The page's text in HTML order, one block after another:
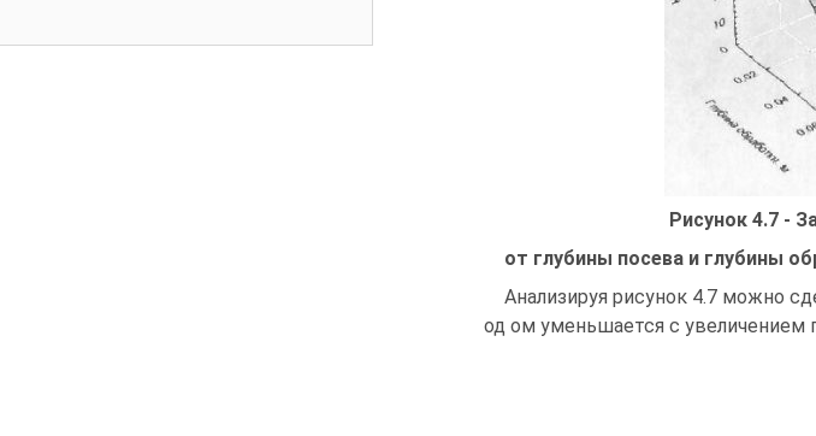
Рисунок 4.7 -
от глубины посева и глубины
Анализируя рисунок 4.7 можно
од ом уменьшается с увеличением